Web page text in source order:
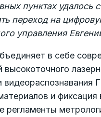
пунктах удалось
переход на
управления
в себе
высокоточного
видеораспознавания
и
регламенты